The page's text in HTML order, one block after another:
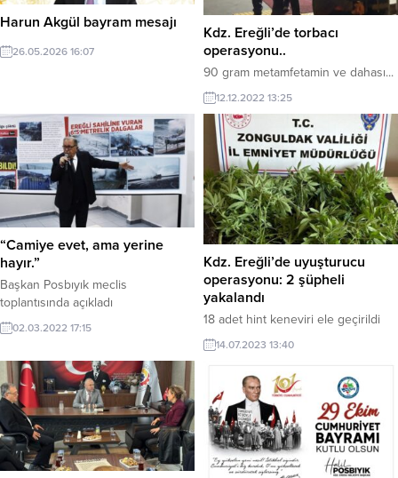
Harun Akgül bayram mesajı
26.05.2026 16:07
Kdz. Ereğli’de torbacı
operasyonu..
90 gram metamfetamin ve dahası...
12.12.2022 13:25
“Camiye evet, ama yerine
hayır.”
Başkan Posbıyık meclis
toplantısında açıkladı
02.03.2022 17:15
Kdz. Ereğli’de uyuşturucu
operasyonu: 2 şüpheli
yakalandı
18 adet hint keneviri ele geçirildi
14.07.2023 13:40